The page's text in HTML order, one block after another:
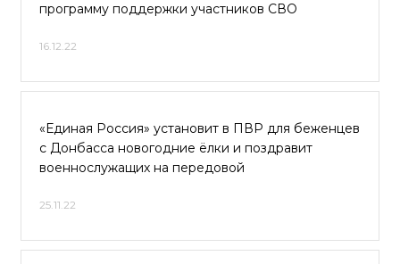
программу поддержки участников СВО
16.12.22
«Единая Россия» установит в ПВР для беженцев
с Донбасса новогодние ёлки и поздравит
военнослужащих на передовой
25.11.22